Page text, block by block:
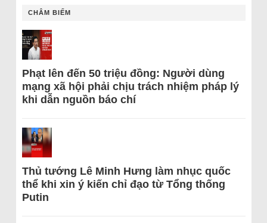
CHÂM BIẾM
Phạt lên đến 50 triệu đồng: Người dùng
mạng xã hội phải chịu trách nhiệm pháp lý
khi dẫn nguồn báo chí
Thủ tướng Lê Minh Hưng làm nhục quốc
thể khi xin ý kiến chỉ đạo từ Tổng thống
Putin